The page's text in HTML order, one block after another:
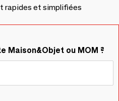
rapides et simplifiées
Maison&Objet ou MOM ?